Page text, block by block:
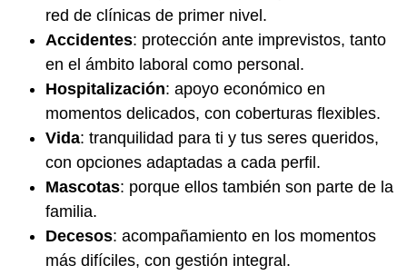
red de clínicas de primer nivel.
Accidentes: protección ante imprevistos, tanto
en el ámbito laboral como personal.
Hospitalización: apoyo económico en
momentos delicados, con coberturas flexibles.
Vida: tranquilidad para ti y tus seres queridos,
con opciones adaptadas a cada perfil.
Mascotas: porque ellos también son parte de la
familia.
Decesos: acompañamiento en los momentos
más difíciles, con gestión integral.